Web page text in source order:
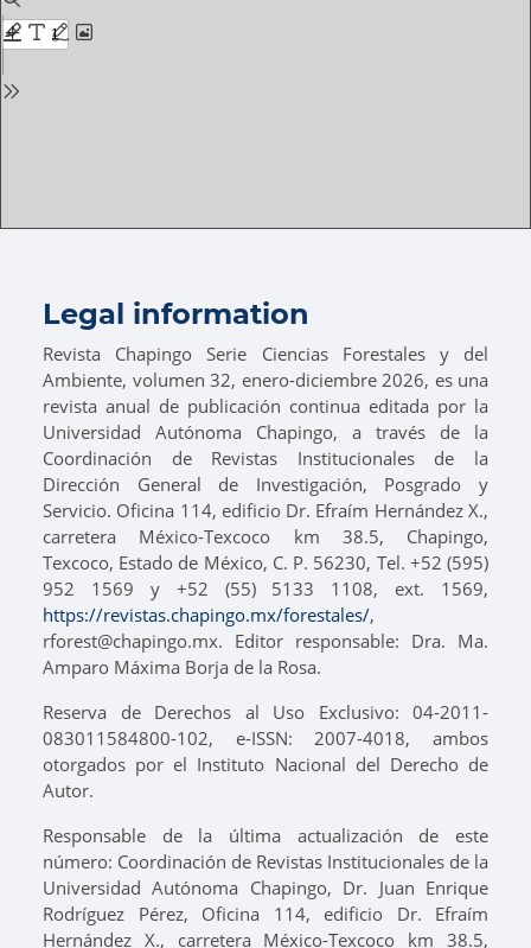
Legal information
Revista Chapingo Serie Ciencias Forestales y del
Ambiente, volumen 32, enero-diciembre 2026, es una
revista anual de publicación continua editada por la
Universidad Autónoma Chapingo, a través de la
Coordinación de Revistas Institucionales de la
Dirección General de Investigación, Posgrado y
Servicio. Oficina 114, edificio Dr. Efraím Hernández X.,
carretera México-Texcoco km 38.5, Chapingo,
Texcoco, Estado de México, C. P. 56230, Tel. +52 (595)
952 1569 y +52 (55) 5133 1108, ext. 1569,
https://revistas.chapingo.mx/forestales/,
rforest@chapingo.mx. Editor responsable: Dra. Ma.
Amparo Máxima Borja de la Rosa.
Reserva de Derechos al Uso Exclusivo: 04-2011-
083011584800-102, e-ISSN: 2007-4018, ambos
otorgados por el Instituto Nacional del Derecho de
Autor.
Responsable de la última actualización de este
número: Coordinación de Revistas Institucionales de la
Universidad Autónoma Chapingo, Dr. Juan Enrique
Rodríguez Pérez, Oficina 114, edificio Dr. Efraím
Hernández X., carretera México-Texcoco km 38.5,